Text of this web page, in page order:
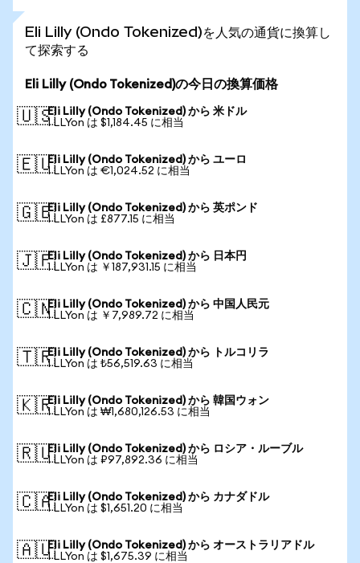
Eli Lilly (Ondo Tokenized)を人気の通貨に換算し
て探索する
Eli Lilly (Ondo Tokenized)の今日の換算価格
🇺🇸Eli Lilly (Ondo Tokenized) から 米ドル
1 LLYon は $1,184.45 に相当
🇪🇺Eli Lilly (Ondo Tokenized) から ユーロ
1 LLYon は €1,024.52 に相当
🇬🇧Eli Lilly (Ondo Tokenized) から 英ポンド
1 LLYon は £877.15 に相当
🇯🇵Eli Lilly (Ondo Tokenized) から 日本円
1 LLYon は ￥187,931.15 に相当
🇨🇳Eli Lilly (Ondo Tokenized) から 中国人民元
1 LLYon は ￥7,989.72 に相当
🇹🇷Eli Lilly (Ondo Tokenized) から トルコリラ
1 LLYon は ₺56,519.63 に相当
🇰🇷Eli Lilly (Ondo Tokenized) から 韓国ウォン
1 LLYon は ₩1,680,126.53 に相当
🇷🇺Eli Lilly (Ondo Tokenized) から ロシア・ルーブル
1 LLYon は ₽97,892.36 に相当
🇨🇦Eli Lilly (Ondo Tokenized) から カナダドル
1 LLYon は $1,651.20 に相当
🇦🇺Eli Lilly (Ondo Tokenized) から オーストラリアドル
1 LLYon は $1,675.39 に相当